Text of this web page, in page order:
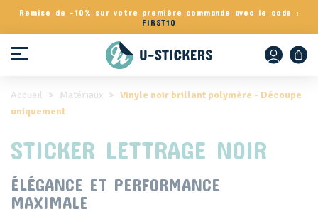
Panneau de gestion des cookies
Remise de -10% sur votre première commande avec le code :
FIRST10
Accueil Matériaux
Vinyle noir brillant polymère - Découpe
uniquement
STICKER LETTRAGE NOIR
ÉLÉGANCE ET PERFORMANCE
MAXIMALE